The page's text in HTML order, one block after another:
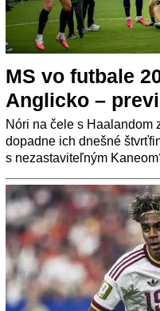
MS vo futbale
Anglicko –
Nóri na čele s Haalandom
dopadne ich dnešné
s nezastaviteľným